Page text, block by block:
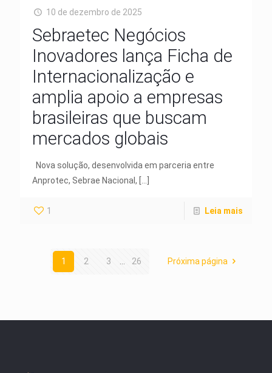
10 de dezembro de 2025
Sebraetec Negócios
Inovadores lança Ficha de
Internacionalização e
amplia apoio a empresas
brasileiras que buscam
mercados globais
Nova solução, desenvolvida em parceria entre
Anprotec, Sebrae Nacional, […]
1 Leia mais
1 2 3 ... 26 Próxima página